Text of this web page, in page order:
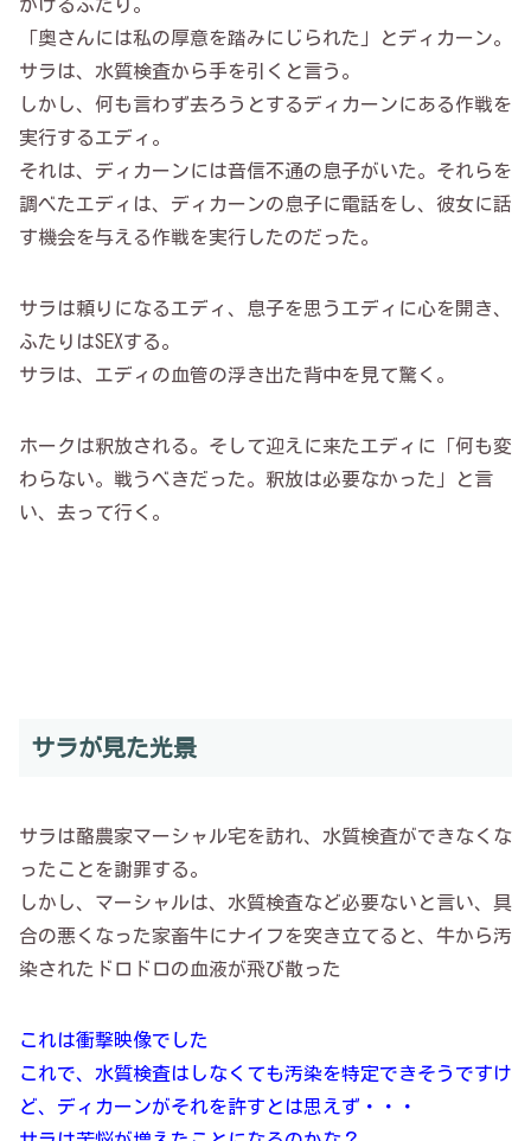
かけるふたり。
「奥さんには私の厚意を踏みにじられた」とディカーン。
サラは、水質検査から手を引くと言う。
しかし、何も言わず去ろうとするディカーンにある作戦を
実行するエディ。
それは、ディカーンには音信不通の息子がいた。それらを
調べたエディは、ディカーンの息子に電話をし、彼女に話
す機会を与える作戦を実行したのだった。
サラは頼りになるエディ、息子を思うエディに心を開き、
ふたりはSEXする。
サラは、エディの血管の浮き出た背中を見て驚く。
ホークは釈放される。そして迎えに来たエディに「何も変
わらない。戦うべきだった。釈放は必要なかった」と言
い、去って行く。
サラが見た光景
サラは酪農家マーシャル宅を訪れ、水質検査ができなくな
ったことを謝罪する。
しかし、マーシャルは、水質検査など必要ないと言い、具
合の悪くなった家畜牛にナイフを突き立てると、牛から汚
染されたドロドロの血液が飛び散った
これは衝撃映像でした
これで、水質検査はしなくても汚染を特定できそうですけ
ど、ディカーンがそれを許すとは思えず・・・